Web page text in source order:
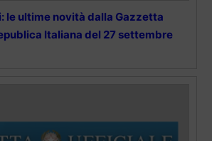
le ultime novità dalla Gazzetta
Italiana del 27 settembre